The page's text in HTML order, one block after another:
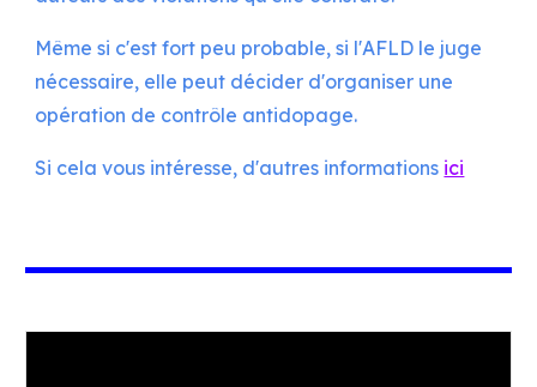
Même si c'est fort peu probable, si l'AFLD le juge
nécessaire, elle peut décider d'organiser une
opération de contrôle antidopage.
Si cela vous intéresse, d'autres informations ici